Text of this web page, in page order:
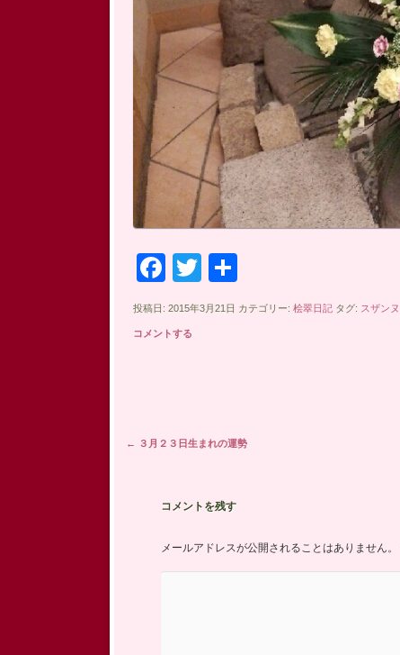
Facebook
Twitter
有
投稿日: 2015年3月21日 カテゴリー: 桧翠日記タグ: スザンヌ
コメントする
投稿ナビゲーション
← ３月２３日生まれの運勢
コメントを残す
メールアドレスが公開されることはありません。